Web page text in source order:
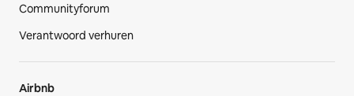
Communityforum
Verantwoord verhuren
Airbnb